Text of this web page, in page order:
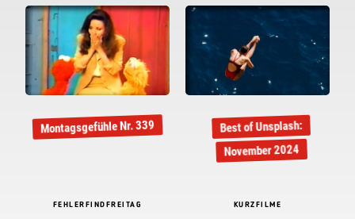
Montagsgefühle Nr. 339 Best of Unsplash:
November 2024
FEHLERFINDFREITAG KURZFILME